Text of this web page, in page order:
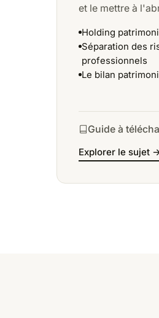
et le mettre à
Holding
Séparation des
professionnels
Le bilan
Guide à
Explorer le sujet